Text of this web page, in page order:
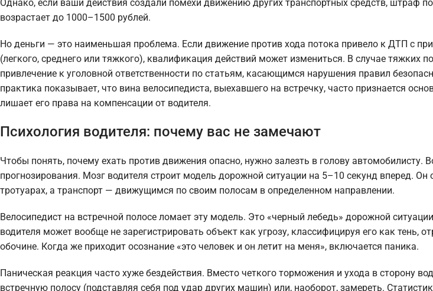
Однако, если ваши действия создали помехи движению других транспортных средств, штраф
возрастает до 1000–1500 рублей.
Но деньги — это наименьшая проблема. Если движение против хода потока привело к ДТП с
(легкого, среднего или тяжкого), квалификация действий может измениться. В случае тяжких
привлечение к уголовной ответственности по статьям, касающимся нарушения правил
практика показывает, что вина велосипедиста, выехавшего на встречку, часто признается
лишает его права на компенсации от водителя.
Психология водителя: почему вас не замечают
Чтобы понять, почему ехать против движения опасно, нужно залезть в голову автомобилисту.
прогнозирования. Мозг водителя строит модель дорожной ситуации на 5–10 секунд вперед.
тротуарах, а транспорт — движущимся по своим полосам в определенном направлении.
Велосипедист на встречной полосе ломает эту модель. Это «черный лебедь» дорожной
водителя может вообще не зарегистрировать объект как угрозу, классифицируя его как тень,
обочине. Когда же приходит осознание «это человек и он летит на меня», включается паника.
Паническая реакция часто хуже бездействия. Вместо четкого торможения и ухода в сторону
встречную полосу (подставляя себя под удар других машин) или, наоборот, замереть.